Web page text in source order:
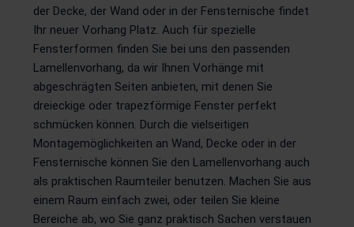
der Decke, der Wand oder in der Fensternische findet
Ihr neuer Vorhang Platz. Auch für spezielle
Fensterformen finden Sie bei uns den passenden
Lamellenvorhang, da wir Ihnen Vorhänge mit
abgeschrägten Seiten anbieten, mit denen Sie
dreieckige oder trapezförmige Fenster perfekt
schmücken können. Durch die vielseitigen
Montagemöglichkeiten an Wand, Decke oder in der
Fensternische können Sie den Lamellenvorhang auch
als praktischen Raumteiler benutzen. Machen Sie aus
einem Raum einfach zwei, oder teilen Sie kleine
Bereiche ab, wo Sie ganz praktisch Sachen verstauen